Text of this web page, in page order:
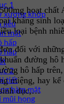
1
xương khớp
liễu
mật
hấp
hấp
2
tiết
hàm mặt
mũi họng
hoạt
kháng sinh
loại bệnh
đối với
đường hô
hô hấp
miệng, hay
dục,…